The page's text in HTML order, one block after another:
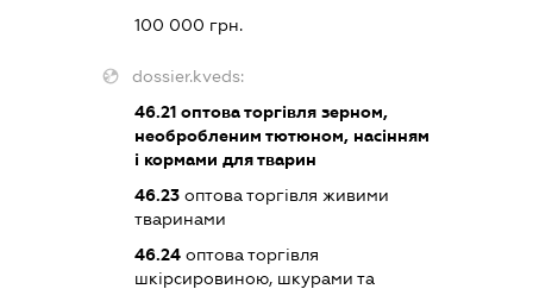
100 000 грн.
dossier.kveds:
46.21оптова торгівля зерном,
необробленим тютюном, насінням
і кормами для тварин
46.23оптова торгівля живими
тваринами
46.24оптова торгівля
шкірсировиною, шкурами та